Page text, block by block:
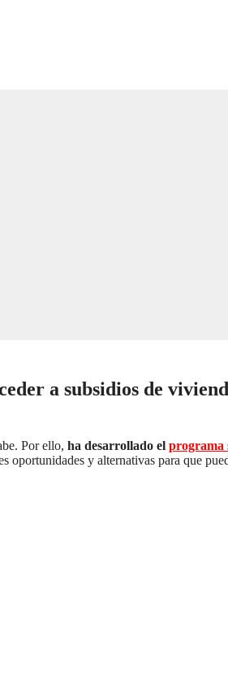
a subsidios de
Por ello, ha desarrollado el programa
oportunidades y alternativas para que